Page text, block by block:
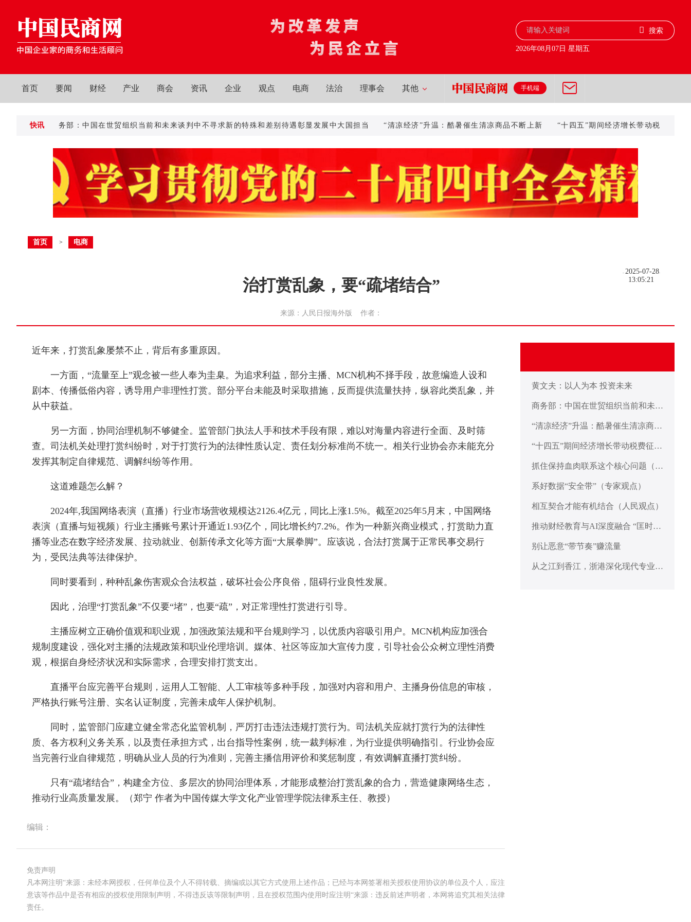
搜索
2026年08月07日 星期五
首页 要闻 财经 产业 商会 资讯 企业 观点 电商 法治 理事会 其他 手机端
快讯商务部：中国在世贸组织当前和未来谈判中不寻求新的特殊和差别待遇彰显发展中大国担当 “清凉经济”升温：酷暑催生清凉商品不断上新 “十四五”期间经济增长带动税费征收累计
首页 > 电商
治打赏乱象，要“疏堵结合”
来源：人民日报海外版 作者：
2025-07-28
13:05:21
近年来，打赏乱象屡禁不止，背后有多重原因。
一方面，“流量至上”观念被一些人奉为圭臬。为追求利益，部分主播、MCN机构不择手段，故意编造人设和
剧本、传播低俗内容，诱导用户非理性打赏。部分平台未能及时采取措施，反而提供流量扶持，纵容此类乱象，并
从中获益。
另一方面，协同治理机制不够健全。监管部门执法人手和技术手段有限，难以对海量内容进行全面、及时筛
查。司法机关处理打赏纠纷时，对于打赏行为的法律性质认定、责任划分标准尚不统一。相关行业协会亦未能充分
发挥其制定自律规范、调解纠纷等作用。
这道难题怎么解？
2024年,我国网络表演（直播）行业市场营收规模达2126.4亿元，同比上涨1.5%。截至2025年5月末，中国网络
表演（直播与短视频）行业主播账号累计开通近1.93亿个，同比增长约7.2%。作为一种新兴商业模式，打赏助力直
播等业态在数字经济发展、拉动就业、创新传承文化等方面“大展拳脚”。应该说，合法打赏属于正常民事交易行
为，受民法典等法律保护。
同时要看到，种种乱象伤害观众合法权益，破坏社会公序良俗，阻碍行业良性发展。
因此，治理“打赏乱象”不仅要“堵”，也要“疏”，对正常理性打赏进行引导。
主播应树立正确价值观和职业观，加强政策法规和平台规则学习，以优质内容吸引用户。MCN机构应加强合
规制度建设，强化对主播的法规政策和职业伦理培训。媒体、社区等应加大宣传力度，引导社会公众树立理性消费
观，根据自身经济状况和实际需求，合理安排打赏支出。
直播平台应完善平台规则，运用人工智能、人工审核等多种手段，加强对内容和用户、主播身份信息的审核，
严格执行账号注册、实名认证制度，完善未成年人保护机制。
同时，监管部门应建立健全常态化监管机制，严厉打击违法违规打赏行为。司法机关应就打赏行为的法律性
质、各方权利义务关系，以及责任承担方式，出台指导性案例，统一裁判标准，为行业提供明确指引。行业协会应
当完善行业自律规范，明确从业人员的行为准则，完善主播信用评价和奖惩制度，有效调解直播打赏纠纷。
只有“疏堵结合”，构建全方位、多层次的协同治理体系，才能形成整治打赏乱象的合力，营造健康网络生态，
推动行业高质量发展。（郑宁 作者为中国传媒大学文化产业管理学院法律系主任、教授）
编辑：
免责声明
凡本网注明“来源：未经本网授权，任何单位及个人不得转载、摘编或以其它方式使用上述作品；已经与本网签署相关授权使用协议的单位及个人，应注
意该等作品中是否有相应的授权使用限制声明，不得违反该等限制声明，且在授权范围内使用时应注明“来源：违反前述声明者，本网将追究其相关法律
责任。
黄文夫：以人为本 投资未来
商务部：中国在世贸组织当前和未来
显发展中大国担当
“清凉经济”升温：酷暑催生清凉商品
“十四五”期间经济增长带动税费征收
抓住保持血肉联系这个核心问题（人
系好数据“安全带”（专家观点）
相互契合才能有机结合（人民观点）
推动财经教育与AI深度融合 “匡时财
别让恶意“带节奏”赚流量
从之江到香江，浙港深化现代专业服